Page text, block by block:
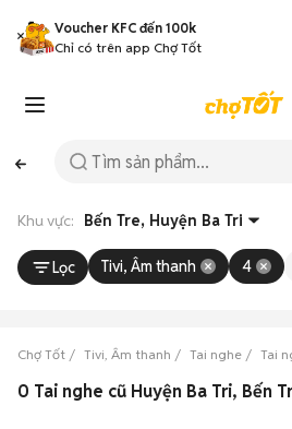
Voucher KFC đến 100k
Chỉ có trên app Chợ Tốt
Khu vực: Bến Tre, Huyện Ba Tri
Lọc Tivi, Âm thanh 4
Chợ Tốt Tivi, Âm thanh Tai nghe Tai
0 Tai nghe cũ Huyện Ba Tri, Bến